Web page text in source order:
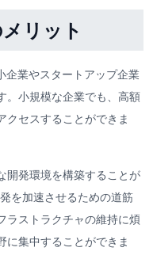
リット
企業やスタートアップ企業
。小規模な企業でも、高額
クセスすることができま
開発環境を構築することが
を加速させるための道筋
ラストラクチャの維持に煩
に集中することができま